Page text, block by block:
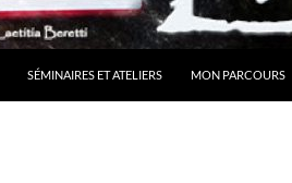
SÉMINAIRES ET ATELIERS MON PARCOURS